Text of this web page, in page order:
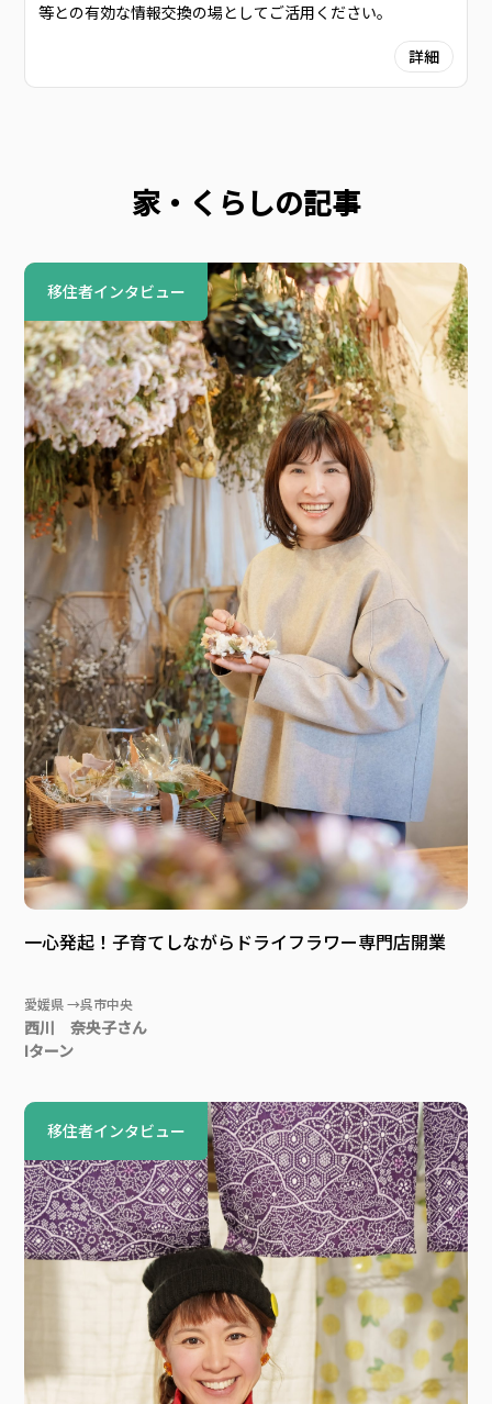
等との有効な情報交換の場としてご活用ください。
詳細
家・くらしの記事
移住者インタビュー
一心発起！子育てしながらドライフラワー専門店開業
愛媛県 →呉市中央
西川 奈央子さん
Iターン
移住者インタビュー